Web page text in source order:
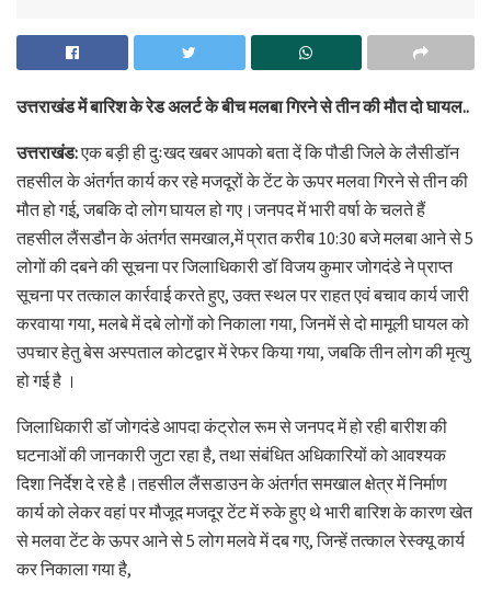
उत्तराखंड में बारिश के रेड अलर्ट के बीच मलबा गिरने से तीन की मौत दो घायल..
उत्तराखंड:एक बड़ी ही दुःखद खबर आपको बता दें कि पौडी जिले के लैसीडॉन
तहसील के अंतर्गत कार्य कर रहे मजदूरों के टेंट के ऊपर मलवा गिरने से तीन की
मौत हो गई, जबकि दो लोग घायल हो गए।जनपद में भारी वर्षा के चलते हैं
तहसील लैंसडौन के अंतर्गत समखाल,में प्रात करीब 10:30 बजे मलबा आने से 5
लोगों की दबने की सूचना पर जिलाधिकारी डॉ विजय कुमार जोगदंडे ने प्राप्त
सूचना पर तत्काल कार्रवाई करते हुए, उक्त स्थल पर राहत एवं बचाव कार्य जारी
करवाया गया, मलबे में दबे लोगों को निकाला गया, जिनमें से दो मामूली घायल को
उपचार हेतु बेस अस्पताल कोटद्वार में रेफर किया गया, जबकि तीन लोग की मृत्यु
हो गई है ।
जिलाधिकारी डॉ जोगदंडे आपदा कंट्रोल रूम से जनपद में हो रही बारीश की
घटनाओं की जानकारी जुटा रहा है, तथा संबंधित अधिकारियों को आवश्यक
दिशा निर्देश दे रहे है।तहसील लैंसडाउन के अंतर्गत समखाल क्षेत्र में निर्माण
कार्य को लेकर वहां पर मौजूद मजदूर टेंट में रुके हुए थे भारी बारिश के कारण खेत
से मलवा टेंट के ऊपर आने से 5 लोग मलवे में दब गए, जिन्हें तत्काल रेस्क्यू कार्य
कर निकाला गया है,